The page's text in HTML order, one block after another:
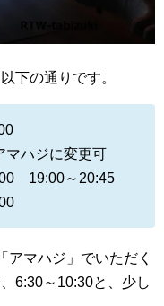
下の通りです。
ハジに変更可
19:00～20:45
マハジ」でいただく
6:30～10:30と、少し